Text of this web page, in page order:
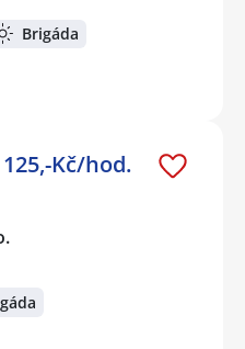
Brigáda
Kč/hod.